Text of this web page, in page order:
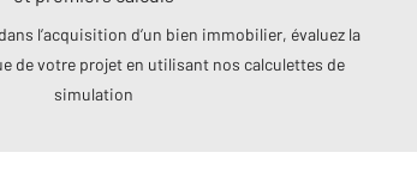
l’acquisition d’un bien immobilier, évaluez la
de votre projet en utilisant nos calculettes de
simulation